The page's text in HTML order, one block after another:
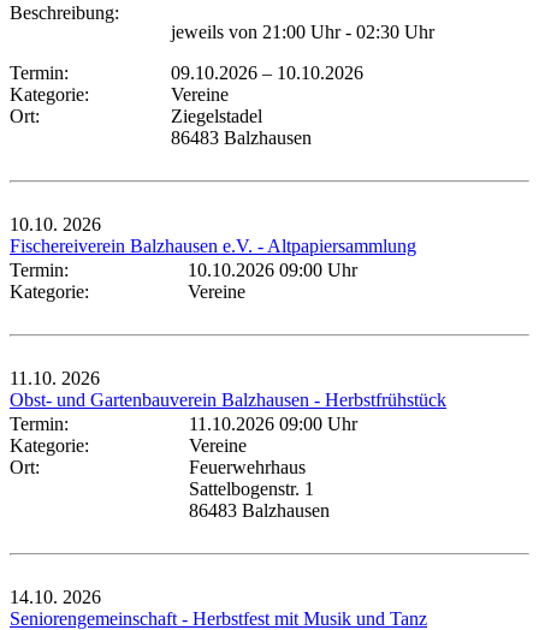
Beschreibung:
jeweils von 21:00 Uhr - 02:30 Uhr
Termin:
09.10.2026 – 10.10.2026
Kategorie:
Vereine
Ort:
Ziegelstadel
86483 Balzhausen
10.10. 2026
Fischereiverein Balzhausen e.V. - Altpapiersammlung
Termin:
10.10.2026 09:00 Uhr
Kategorie:
Vereine
11.10. 2026
Obst- und Gartenbauverein Balzhausen - Herbstfrühstück
Termin:
11.10.2026 09:00 Uhr
Kategorie:
Vereine
Ort:
Feuerwehrhaus
Sattelbogenstr. 1
86483 Balzhausen
14.10. 2026
Seniorengemeinschaft - Herbstfest mit Musik und Tanz